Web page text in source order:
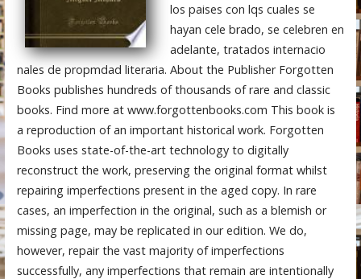
los paises con lqs cuales se
hayan cele brado, se celebren en
adelante, tratados internacio
nales de propmdad literaria. About the Publisher Forgotten
Books publishes hundreds of thousands of rare and classic
books. Find more at www.forgottenbooks.com This book is
a reproduction of an important historical work. Forgotten
Books uses state-of-the-art technology to digitally
reconstruct the work, preserving the original format whilst
repairing imperfections present in the aged copy. In rare
cases, an imperfection in the original, such as a blemish or
missing page, may be replicated in our edition. We do,
however, repair the vast majority of imperfections
successfully, any imperfections that remain are intentionally